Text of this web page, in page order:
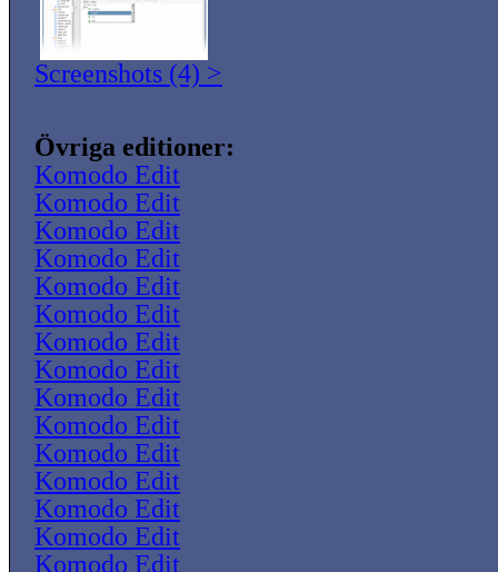
Screenshots (4) >
Övriga editioner:
Komodo Edit
Komodo Edit
Komodo Edit
Komodo Edit
Komodo Edit
Komodo Edit
Komodo Edit
Komodo Edit
Komodo Edit
Komodo Edit
Komodo Edit
Komodo Edit
Komodo Edit
Komodo Edit
Komodo Edit